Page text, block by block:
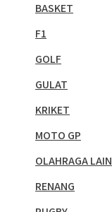
BASKET
F1
GOLF
GULAT
KRIKET
MOTO GP
OLAHRAGA LAIN
RENANG